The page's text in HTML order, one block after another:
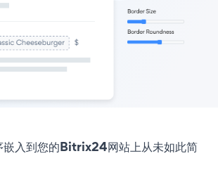
入到您的Bitrix24网站上从未如此简